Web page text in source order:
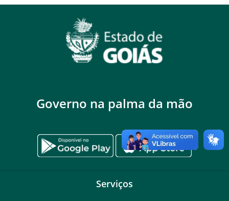
Governo na palma da mão
Serviços